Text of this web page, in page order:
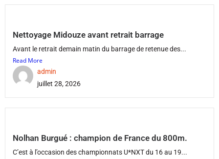
Nettoyage Midouze avant retrait barrage
Avant le retrait demain matin du barrage de retenue des...
Read More
admin
juillet 28, 2026
Nolhan Burgué : champion de France du 800m.
C’est à l’occasion des championnats U*NXT du 16 au 19...